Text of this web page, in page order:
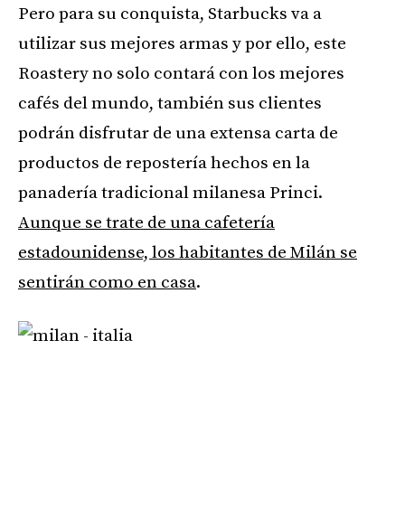
Pero para su conquista, Starbucks va a
utilizar sus mejores armas y por ello, este
Roastery no solo contará con los mejores
cafés del mundo, también sus clientes
podrán disfrutar de una extensa carta de
productos de repostería hechos en la
panadería tradicional milanesa Princi.
Aunque se trate de una cafetería
estadounidense, los habitantes de Milán se
sentirán como en casa.